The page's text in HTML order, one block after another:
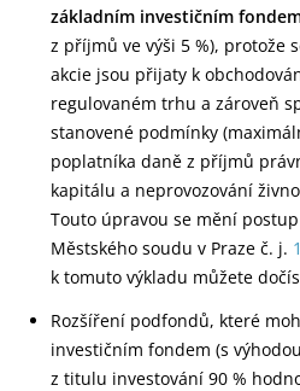
základním investičním
z příjmů ve výši 5 %), protože
akcie jsou přijaty k
regulovaném trhu a zároveň
stanovené podmínky
poplatníka daně z příjmů
kapitálu a neprovozování
Touto úpravou se mění
Městského soudu v Praze č. j.
k tomuto výkladu můžete
Rozšíření podfondů, které
investičním fondem (s
z titulu investování 90 %